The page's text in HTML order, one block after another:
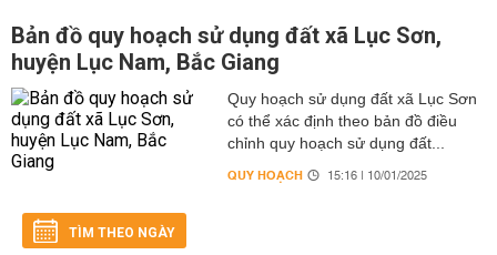
Bản đồ quy hoạch sử dụng đất xã Lục Sơn,
huyện Lục Nam, Bắc Giang
Quy hoạch sử dụng đất xã Lục Sơn
có thể xác định theo bản đồ điều
chỉnh quy hoạch sử dụng đất...
QUY HOẠCH 15:16 | 10/01/2025
TÌM THEO NGÀY